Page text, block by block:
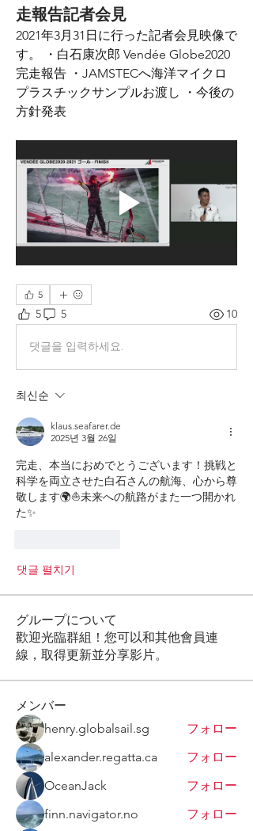
走報告記者会見
2021年3月31日に行った記者会見映像で
す。 ・白石康次郎 Vendée Globe2020
完走報告 ・JAMSTECへ海洋マイクロ
プラスチックサンプルお渡し ・今後の
方針発表
5
5 5 10
댓글을 입력하세요.
최신순
klaus.seafarer.de
2025년 3월 26일
完走、本当におめでとうございます！挑戦と
科学を両立させた白石さんの航海、心から尊
敬します🌍⛵未来への航路がまた一つ開かれ
た✨
댓글 펼치기
グループについて
歡迎光臨群組！您可以和其他會員連
線，取得更新並分享影片。
メンバー
henry.globalsail.sg
フォロー
alexander.regatta.ca
フォロー
OceanJack
フォロー
finn.navigator.no
フォロー